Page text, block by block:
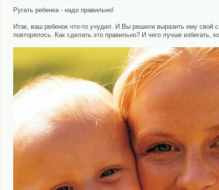
Ругать ребенка - надо правильно!
Итак, ваш ребенок что-то учудил. И Вы ре­ши­ли вы­ра­зить ему свой
пов­то­ря­лось. Как сделать это пра­виль­но? И че­го лучше из­бе­гать,